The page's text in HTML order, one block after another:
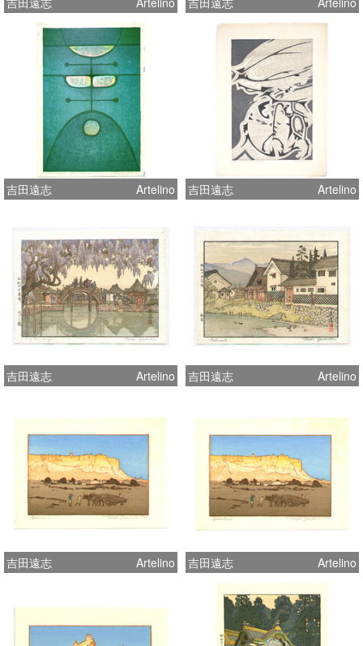
吉田遠志 Artelino 吉田遠志 Artelino
吉田遠志 Artelino 吉田遠志 Artelino
吉田遠志 Artelino 吉田遠志 Artelino